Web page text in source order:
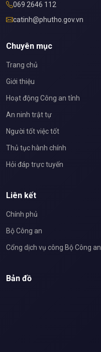
069 2646 112
catinh@phutho.gov.vn
Chuyên mục
Trang chủ
Giới thiệu
Hoạt động Công an tỉnh
An ninh trật tự
Người tốt việc tốt
Thủ tục hành chính
Hỏi đáp trực tuyến
Liên kết
Chính phủ
Bộ Công an
Cổng dịch vụ công Bộ Công an
Bản đồ